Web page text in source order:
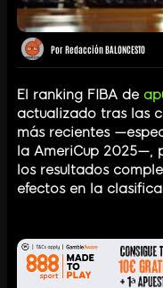
Por Redacción BALONCESTO
El ranking FIBA de
actualizado tras las
más recientes
la AmeriCup 2025—,
los resultados
efectos en la